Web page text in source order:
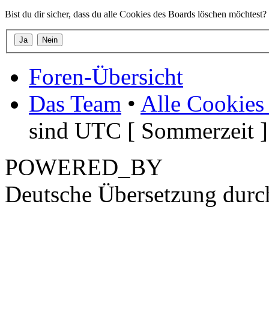
Bist du dir sicher, dass du alle Cookies des Boards löschen möchtest?
Foren-Übersicht
Das Team • Alle Cookies
sind UTC [ Sommerzeit ]
POWERED_BY
Deutsche Übersetzung